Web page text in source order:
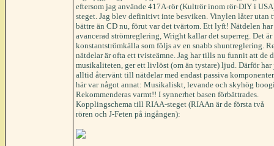
eftersom jag använde 417A-rör (Kultrör inom rör-DIY i
steget. Jag blev definitivt inte besviken. Vinylen låter utan
bättre än CD nu, förut var det tvärtom. Ett lyft! Nätdelen
avancerad strömreglering, Wright kallar det superreg. Det är
konstantströmkälla som följs av en snabb shuntreglering.
nätdelar är ofta ett tvisteämne. Jag har tills nu funnit att de
musikaliteten, ger ett livlöst (om än tystare) ljud. Därför har
alltid återvänt till nätdelar med endast passiva
här var något annat: Musikaliskt, levande och skyhög
Rekommenderas varmt!! I synnerhet basen förbättrades.
Kopplingschema till RIAA-steget (RIAAn är de första två
rören och J-Feten på ingången):